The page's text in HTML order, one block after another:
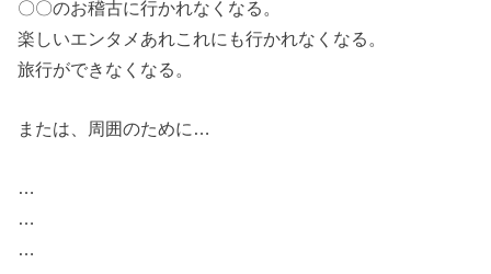
〇〇のお稽古に行かれなくなる。
楽しいエンタメあれこれにも行かれなくなる。
旅行ができなくなる。
または、周囲のために…
…
…
…